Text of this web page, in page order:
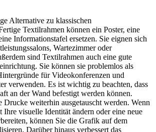
Alternative zu klassischen
Textilrahmen können ein Poster, eine
Informationstafel ersetzen. Sie eignen sich
Wartezimmer oder
sind Textilrahmen auch eine gute
Sie können sie problemlos als
für Videokonferenzen und
verwenden. Es ist wichtig zu beachten, dass
an der Wand befestigt werden können.
Drucke weiterhin ausgetauscht werden. Wenn
Ihre visuelle Identität ändern oder eine neue
können Sie die Grafik auf dem
Darüber hinaus verbessert das